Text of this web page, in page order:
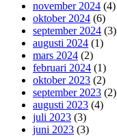
november 2024 (4)
oktober 2024 (6)
september 2024 (3)
augusti 2024 (1)
mars 2024 (2)
februari 2024 (1)
oktober 2023 (2)
september 2023 (2)
augusti 2023 (4)
juli 2023 (3)
juni 2023 (3)